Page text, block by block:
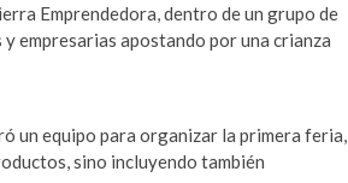
Emprendedora, dentro de un grupo de
empresarias apostando por una crianza
un equipo para organizar la primera feria,
sino incluyendo también